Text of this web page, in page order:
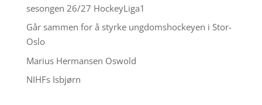
sesongen 26/27 HockeyLiga1
Går sammen for å styrke ungdomshockeyen i Stor-
Oslo
Marius Hermansen Oswold
NIHFs Isbjørn